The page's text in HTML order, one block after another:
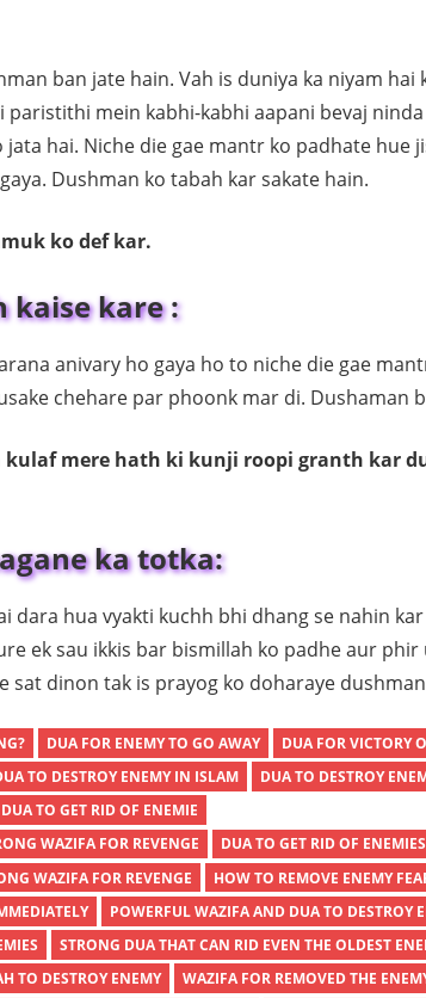
ban jate hain. Vah is duniya ka niyam hai
paristithi mein kabhi-kabhi aapani bevaj
hai. Niche die gae mantr ko padhate hue
Dushman ko tabah kar sakate hain.
ko def kar.
kaise kare :
anivary ho gaya ho to niche die gae
chehare par phoonk mar di. Dushaman
mere hath ki kunji roopi granth kar
ka totka:
dara hua vyakti kuchh bhi dhang se nahin
ek sau ikkis bar bismillah ko padhe aur phir
sat dinon tak is prayog ko doharaye
DUA FOR ENEMY TO GO AWAY
DUA FOR VICTORY
TO DESTROY ENEMY IN ISLAM
DUA TO DESTROY
DUA TO GET RID OF ENEMIE
WAZIFA FOR REVENGE
DUA TO GET RID OF
WAZIFA FOR REVENGE
HOW TO REMOVE ENEMY
POWERFUL WAZIFA AND DUA TO DESTROY
STRONG DUA THAT CAN RID EVEN THE OLDEST
TO DESTROY ENEMY
WAZIFA FOR REMOVED THE